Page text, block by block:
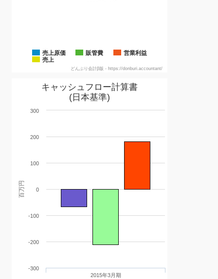
売上原価 販管費
営業利益
売上
どんぶり会計β版 - https://donburi.accountant/
百万円
キャッシュフロー計算書
(日本基準)
2015年3月期
-300
-200
-100
0
100
200
300